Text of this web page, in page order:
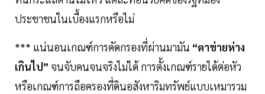
ประชาชนในเบื้องแรกหรือไม่
*** แน่นอนเกณฑ์การคัดกรองที่ผ่านมามัน “ตาข่ายห่าง
เกินไป” จนจับคนจนจริงไม่ได้ การตั้งเกณฑ์รายได้ต่อหัว
หรือเกณฑ์การถือครองที่ดินอสังหาริมทรัพย์แบบเหมารวม